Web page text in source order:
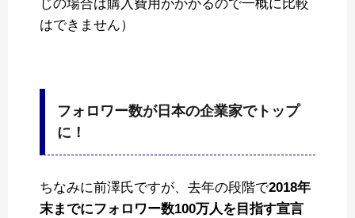
じの場合は購入費用がかかるので一概に比較
はできません）
フォロワー数が日本の企業家でトップ
に！
ちなみに前澤氏ですが、去年の段階で2018年
末までにフォロワー数100万人を目指す宣言